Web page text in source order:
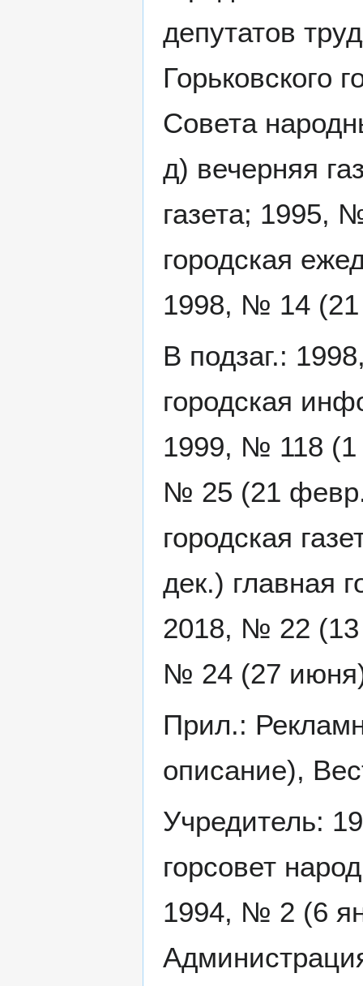
депутатов
Горьковского
Совета
д) вечерняя
газета; 1995,
городская
1998, № 14 (21
В подзаг.:
городская
1999, № 118 (1
№ 25 (21
городская
дек.) главная
2018, № 22 (13
№ 24 (27 июня)
Прил.:
описание),
Учредитель:
горсовет
1994, № 2 (6